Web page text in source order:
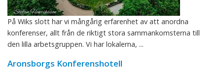
På Wiks slott har vi mångårig erfarenhet av att anordna
konferenser, allt från de riktigt stora sammankomsterna till
den lilla arbetsgruppen. Vi har lokalerna, ...
Aronsborgs Konferenshotell